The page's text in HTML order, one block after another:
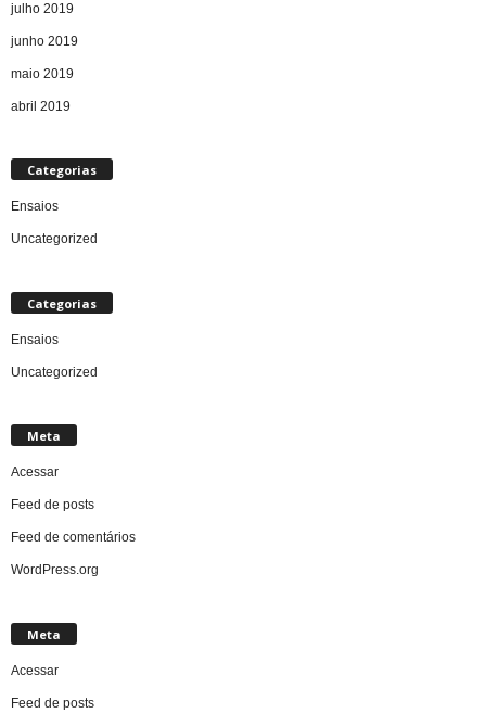
julho 2019
junho 2019
maio 2019
abril 2019
Categorias
Ensaios
Uncategorized
Categorias
Ensaios
Uncategorized
Meta
Acessar
Feed de posts
Feed de comentários
WordPress.org
Meta
Acessar
Feed de posts